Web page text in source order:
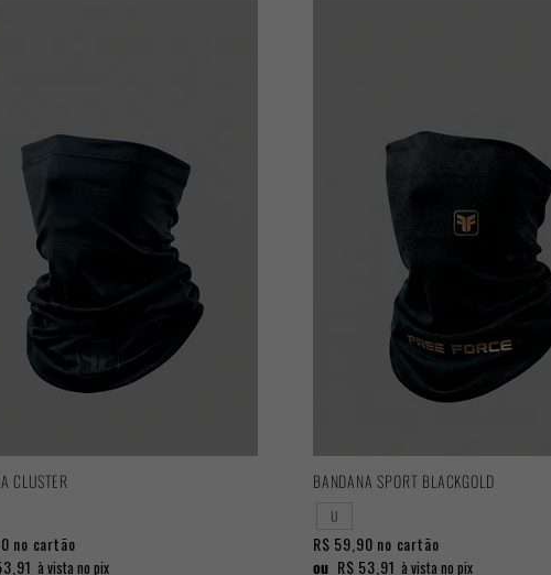
CLUSTER
no cartão
à vista no pix
BANDANA SPORT BLACKGOLD
U
R$ 59,90 no cartão
ou R$ 53,91 à vista no pix